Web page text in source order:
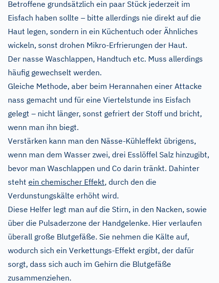
Betroffene grundsätzlich ein paar Stück jederzeit im
Eisfach haben sollte – bitte allerdings nie direkt auf die
Haut legen, sondern in ein Küchentuch oder Ähnliches
wickeln, sonst drohen Mikro-Erfrierungen der Haut.
Der nasse Waschlappen, Handtuch etc. Muss allerdings
häufig gewechselt werden.
Gleiche Methode, aber beim Herannahen einer Attacke
nass gemacht und für eine Viertelstunde ins Eisfach
gelegt – nicht länger, sonst gefriert der Stoff und bricht,
wenn man ihn biegt.
Verstärken kann man den Nässe-Kühleffekt übrigens,
wenn man dem Wasser zwei, drei Esslöffel Salz hinzugibt,
bevor man Waschlappen und Co darin tränkt. Dahinter
steht ein chemischer Effekt, durch den die
Verdunstungskälte erhöht wird.
Diese Helfer legt man auf die Stirn, in den Nacken, sowie
über die Pulsaderzone der Handgelenke. Hier verlaufen
überall große Blutgefäße. Sie nehmen die Kälte auf,
wodurch sich ein Verkettungs-Effekt ergibt, der dafür
sorgt, dass sich auch im Gehirn die Blutgefäße
zusammenziehen.